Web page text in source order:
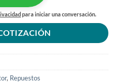
para iniciar una conversación.
, Repuestos